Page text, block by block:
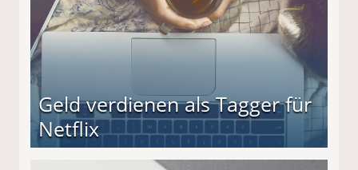
Geld verdienen als Tagger für
Netflix